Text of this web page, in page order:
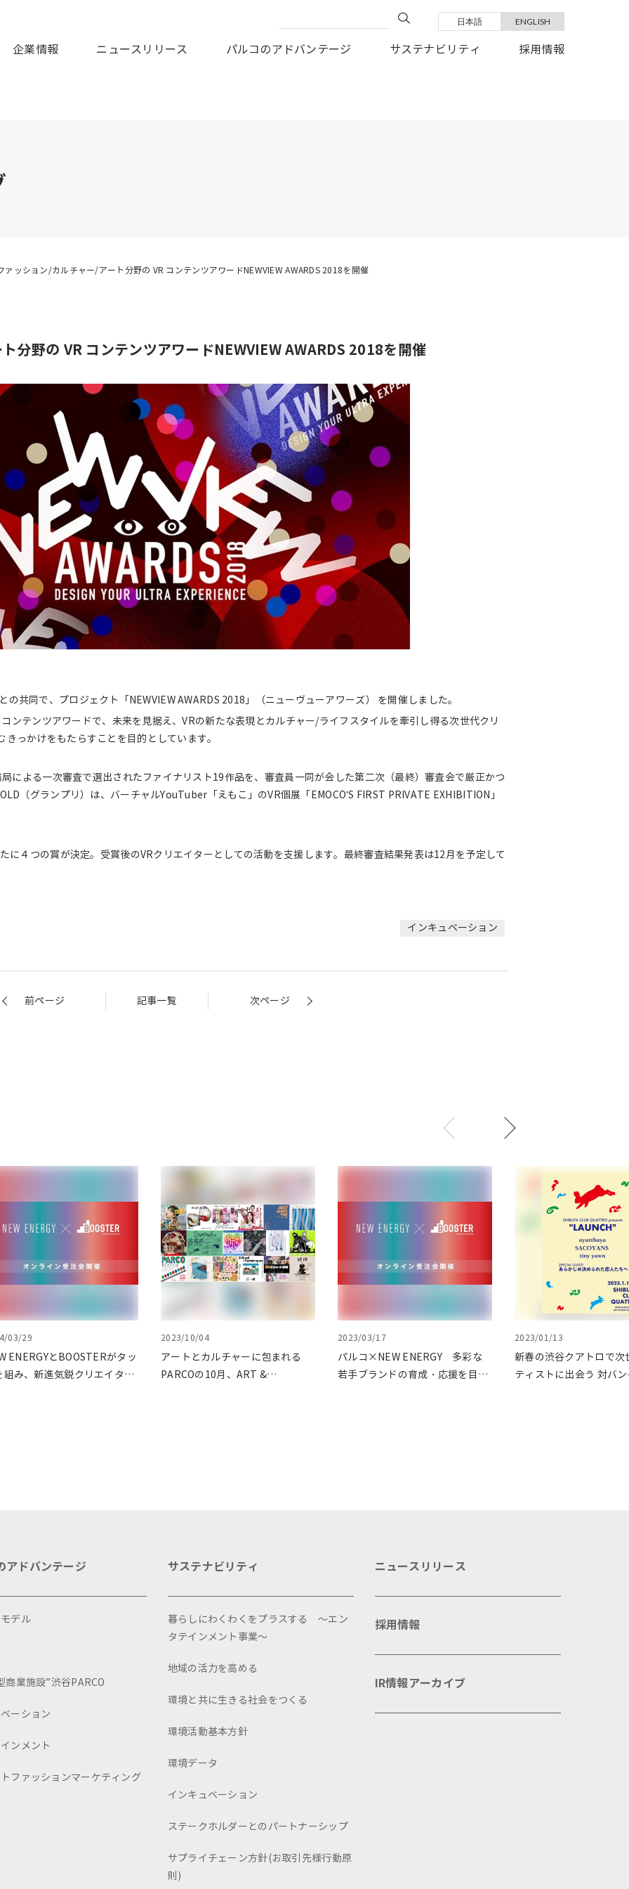
に謹んでお見舞い申しあげますとともに、被災地の一日も早い復旧を、心よりお祈り申しあげます。
日本語 ENGLISH
企業情報 ニュースリリース パルコのアドバンテージ サステナビリティ 採用情報
分野の VR コンテンツアワードNEWVIEW AWARDS 2018を開催
共同で、プロジェクト「NEWVIEW AWARDS 2018」（ニューヴューアワーズ） を開催しました。
ンテンツアワードで、未来を見据え、VRの新たな表現とカルチャー/ライフスタイルを牽引し得る次世代クリ
っかけをもたらすことを目的としています。
による一次審査で選出されたファイナリスト19作品を、審査員一同が会した第二次（最終）審査会で厳正かつ
（グランプリ）は、バーチャルYouTuber「えもこ」のVR個展「EMOCO'S FIRST PRIVATE EXHIBITION」
に４つの賞が決定。受賞後のVRクリエイターとしての活動を支援します。最終審査結果発表は12月を予定して
インキュベーション
前ページ 記事一覧 次ページ
03/29
ENERGYとBOOSTERがタッ
組み、新進気鋭クリエイター
2023/10/04
アートとカルチャーに包まれる
PARCOの10月、ART &
2023/03/17
パルコ×NEW ENERGY 多彩な
若手ブランドの育成・応援を目的
2023/01/13
新春の渋谷クアトロで次
ティストに出会う 対バ
ァッション/カルチャー/アート分野の VR コンテンツアワードNEWVIEW AWARDS 2018を開催
アドバンテージ
デル
商業施設”渋谷PARCO
ーション
ンメント
ファッションマーケティング
サステナビリティ
暮らしにわくわくをプラスする ～エン
タテインメント事業～
地域の活力を高める
環境と共に生きる社会をつくる
環境活動基本方針
環境データ
インキュベーション
ステークホルダーとのパートナーシップ
サプライチェーン方針(お取引先様行動原
則)
ニュースリリース
採用情報
IR情報アーカイブ